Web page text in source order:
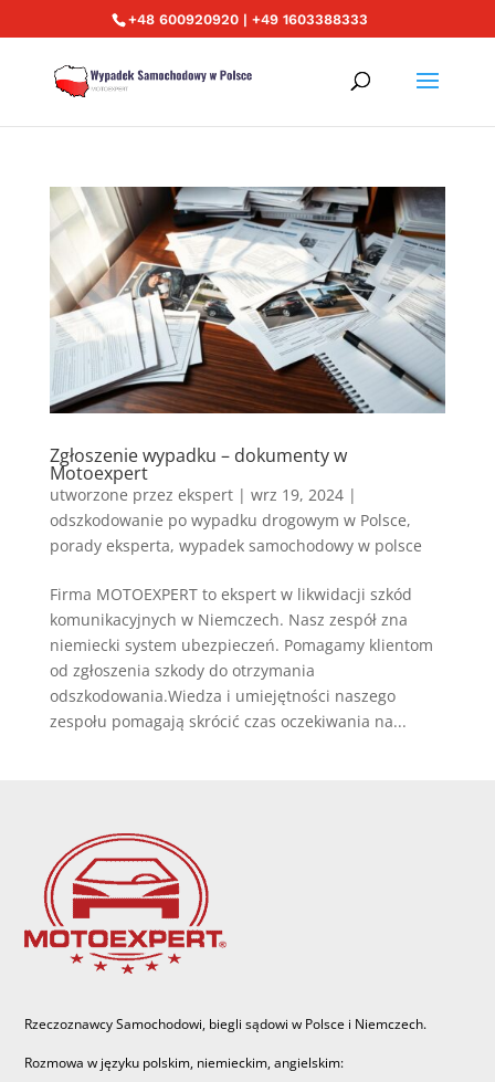
+48 600920920 | +49 1603388333
Zgłoszenie wypadku – dokumenty w
Motoexpert
utworzone przez ekspert| wrz 19, 2024|
odszkodowanie po wypadku drogowym w Polsce,
porady eksperta, wypadek samochodowy w polsce
Firma MOTOEXPERT to ekspert w likwidacji szkód
komunikacyjnych w Niemczech. Nasz zespół zna
niemiecki system ubezpieczeń. Pomagamy klientom
od zgłoszenia szkody do otrzymania
odszkodowania.Wiedza i umiejętności naszego
zespołu pomagają skrócić czas oczekiwania na...
Rzeczoznawcy Samochodowi, biegli sądowi w Polsce i Niemczech.
Rozmowa w języku polskim, niemieckim, angielskim: